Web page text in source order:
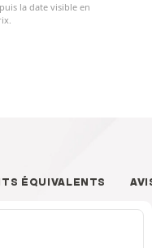
la date visible en
ÉQUIVALENTS